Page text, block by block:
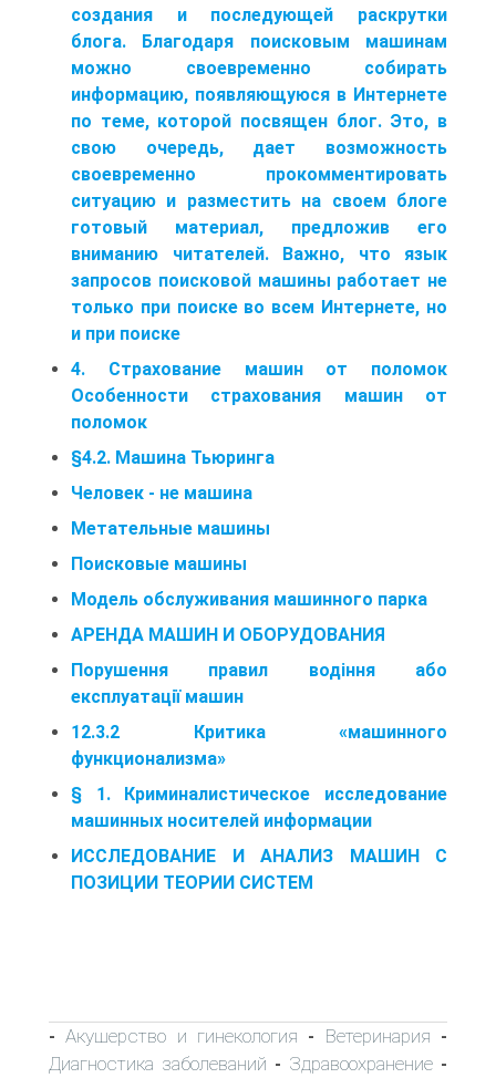
создания и последующей раскрутки
блога. Благодаря поисковым машинам
можно своевременно собирать
информацию, появляющуюся в Интернете
по теме, которой посвящен блог. Это, в
свою очередь, дает возможность
своевременно прокомментировать
ситуацию и разместить на своем блоге
готовый материал, предложив его
вниманию читателей. Важно, что язык
запросов поисковой машины работает не
только при поиске во всем Интернете, но
и при поиске
4. Страхование машин от поломок
Особенности страхования машин от
поломок
§4.2. Машина Тьюринга
Человек - не машина
Метательные машины
Поисковые машины
Модель обслуживания машинного парка
АРЕНДА МАШИН И ОБОРУДОВАНИЯ
Порушення правил водіння або
експлуатації машин
12.3.2 Критика «машинного
функционализма»
§ 1. Криминалистическое исследование
машинных носителей информации
ИССЛЕДОВАНИЕ И АНАЛИЗ МАШИН С
ПОЗИЦИИ ТЕОРИИ СИСТЕМ
-Акушерство и гинекология - Ветеринария -
Диагностика заболеваний - Здравоохранение -